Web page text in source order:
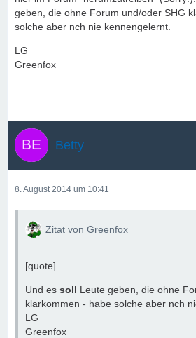
geben, die ohne Forum und/oder SHG
solche aber nch nie kennengelernt.
LG
Greenfox
Betty
8. August 2014 um 10:41
Zitat von Greenfox
[quote]
Und es soll Leute geben, die ohne
klarkommen - habe solche aber nch
LG
Greenfox